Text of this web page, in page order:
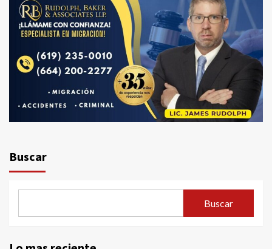
Buscar
Buscar